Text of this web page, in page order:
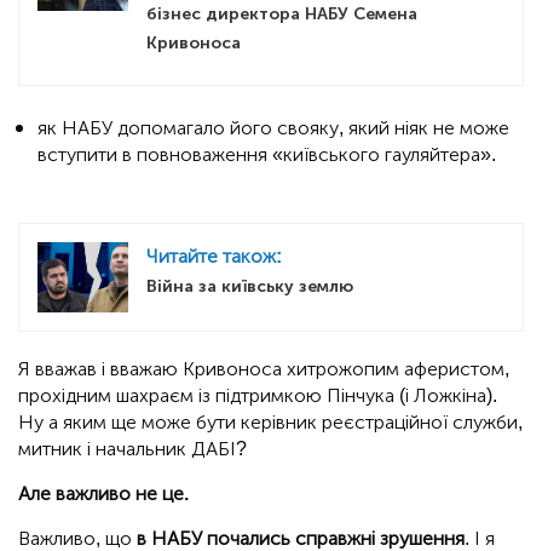
бізнес директора НАБУ Семена
Кривоноса
як НАБУ допомагало його свояку, який ніяк не може
вступити в повноваження «київського гауляйтера».
Читайте також:
Війна за київську землю
Я вважав і вважаю Кривоноса хитрожопим аферистом,
прохідним шахраєм із підтримкою Пінчука (і Ложкіна).
Ну а яким ще може бути керівник реєстраційної служби,
митник і начальник ДАБІ?
Але важливо не це.
Важливо, що в НАБУ почались справжні зрушення. І я